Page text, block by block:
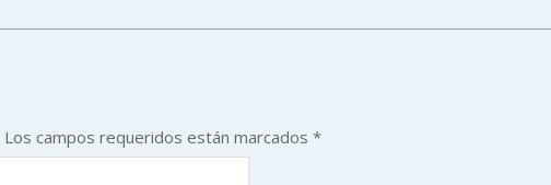
Los campos requeridos están marcados *